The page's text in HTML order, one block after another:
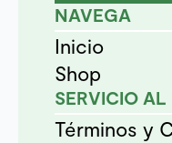
NAVEGA
Inicio
Shop
SERVICIO AL
Términos y